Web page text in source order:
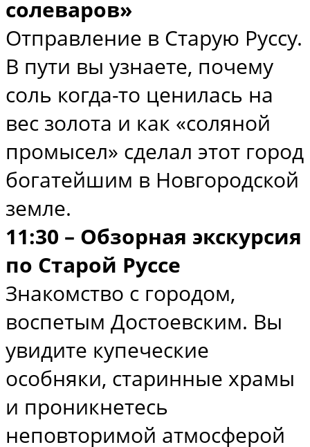
солеваров»
Отправление в Старую Руссу.
В пути вы узнаете, почему
соль когда-то ценилась на
вес золота и как «соляной
промысел» сделал этот город
богатейшим в Новгородской
земле.
11:30 – Обзорная экскурсия
по Старой Руссе
Знакомство с городом,
воспетым Достоевским. Вы
увидите купеческие
особняки, старинные храмы
и проникнетесь
неповторимой атмосферой